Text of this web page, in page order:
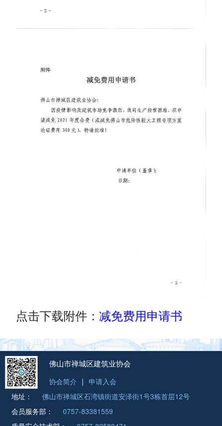
点击下载附件：减免费用申请书
佛山市禅城区建筑业协会
协会简介 | 申请入会
地址：
佛山市禅城区石湾镇街道安泽街1号3栋首层12号
会员服务部：
0757-83381559